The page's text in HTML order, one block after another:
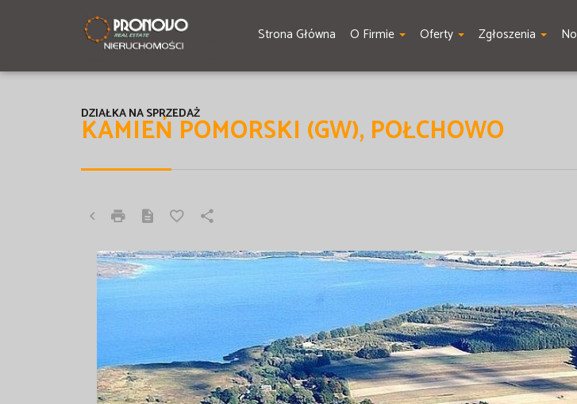
Strona Główna O Firmie Oferty Zgłoszenia
KAMIEŃ POMORSKI (GW), POŁCHOWO
DZIAŁKA NA SPRZEDAŻ